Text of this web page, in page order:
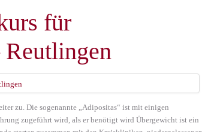
für
zu. Die sogenannte „Adipositas“ ist mit einigen
zugeführt wird, als er benötigt wird Übergewicht ist ein